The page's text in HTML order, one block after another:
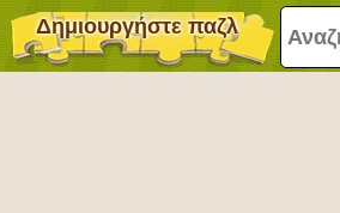
Δημιουργήστε παζλ